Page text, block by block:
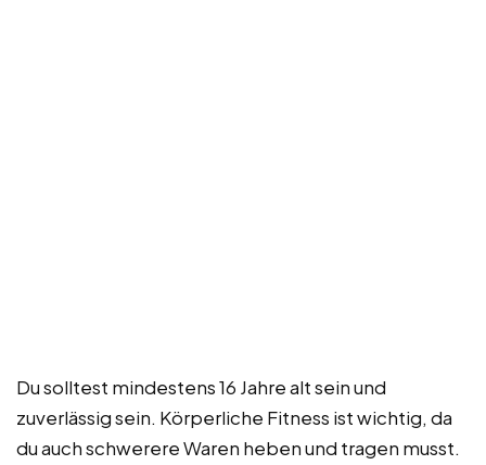
Du solltest mindestens 16 Jahre alt sein und
zuverlässig sein. Körperliche Fitness ist wichtig, da
du auch schwerere Waren heben und tragen musst.